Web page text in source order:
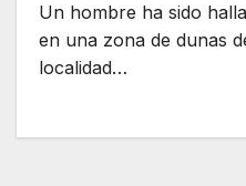
Un hombre ha sido
en una zona de dunas
localidad…